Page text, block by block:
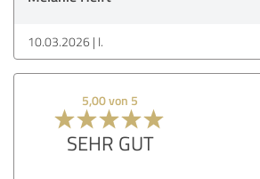
10.03.2026 I.
5,00 von 5
SEHR GUT